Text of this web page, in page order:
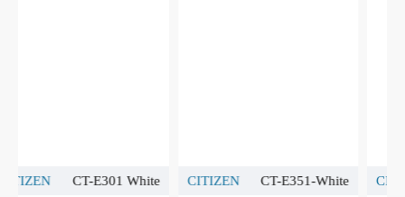
CITIZEN CT-E351-White CITIZEN CT-E351